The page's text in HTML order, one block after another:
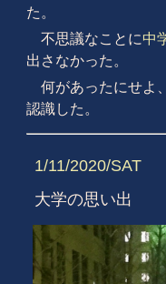
た。
不思議なことに中
出さなかった。
何があったにせよ
認識した。
1/11/2020/SAT
大学の思い出